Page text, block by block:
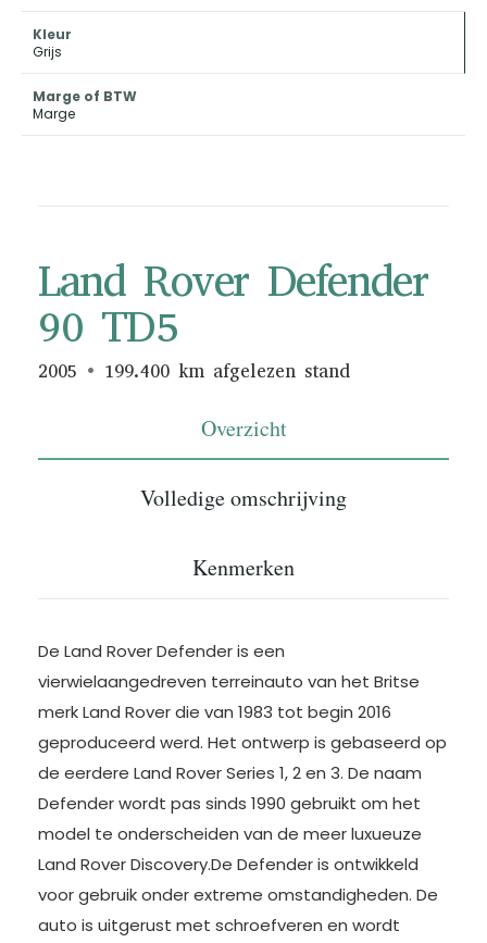
Kleur
Grijs
Marge of BTW
Marge
Land Rover Defender
90 TD5
2005 199.400 km afgelezen stand
Overzicht
Volledige omschrijving
Kenmerken
De Land Rover Defender is een
vierwielaangedreven terreinauto van het Britse
merk Land Rover die van 1983 tot begin 2016
geproduceerd werd. Het ontwerp is gebaseerd op
de eerdere Land Rover Series 1, 2 en 3. De naam
Defender wordt pas sinds 1990 gebruikt om het
model te onderscheiden van de meer luxueuze
Land Rover Discovery.De Defender is ontwikkeld
voor gebruik onder extreme omstandigheden. De
auto is uitgerust met schroefveren en wordt